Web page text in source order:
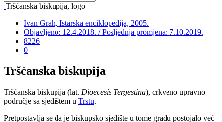
Tršćanska biskupija, logo
Ivan Grah, Istarska enciklopedija, 2005.
Objavljeno: 12.4.2018. / Posljednja promjena: 7.10.2019.
8226
0
Tršćanska biskupija
Tršćanska biskupija (lat. Dioecesis Tergestina), crkveno upravno
područje sa sjedištem u Trstu.
Pretpostavlja se da je biskupsko sjedište u tome gradu postojalo već